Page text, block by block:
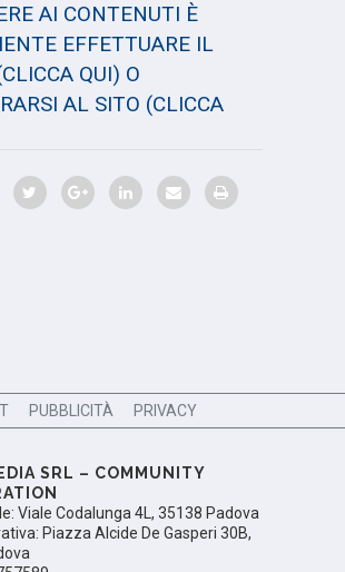
AI CONTENUTI È
EFFETTUARE IL
QUI) O
AL SITO (CLICCA
PUBBLICITÀ PRIVACY
SRL – COMMUNITY
Viale Codalunga 4L, 35138 Padova
Piazza Alcide De Gasperi 30B,